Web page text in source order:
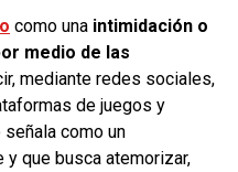
como una intimidación o
medio de las
mediante redes sociales,
de juegos y
como un
que busca atemorizar,